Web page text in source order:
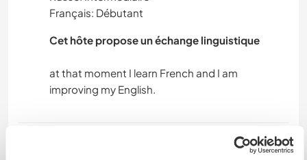
PLAGE
VOILE / BATEAU
YOGA / BIEN-ÊTRE
Français: Débutant
Cet hôte propose un échange linguistique
at that moment I learn French and I am